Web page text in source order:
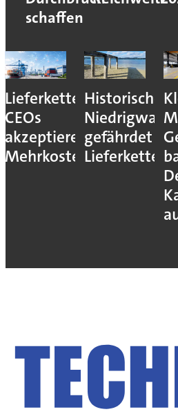
schaffen
Lieferkettenresilienz:
CEOs
akzeptieren
Mehrkosten
Historisches
gefährdet
Lieferketten